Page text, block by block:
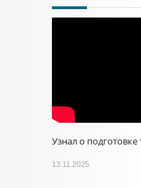
Узнал о подготовке
13.11.2025